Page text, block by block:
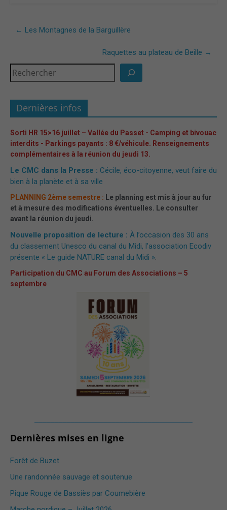
← Les Montagnes de la Barguillère
Raquettes au plateau de Beille →
Dernières infos
Sorti HR 15>16 juillet – Vallée du Passet - Camping et bivouac
interdits - Parkings payants : 8 €/véhicule. Renseignements
complémentaires à la réunion du jeudi 13.
Le CMC dans la Presse : Cécile, éco-citoyenne, veut faire du
bien à la planète et à sa ville
PLANNING 2ème semestre : Le planning est mis à jour au fur
et à mesure des modifications éventuelles. Le consulter
avant la réunion du jeudi.
Nouvelle proposition de lecture : À l’occasion des 30 ans
du classement Unesco du canal du Midi, l’association Ecodiv
présente « Le guide NATURE canal du Midi ».
Participation du CMC au Forum des Associations – 5
septembre
Dernières mises en ligne
Forêt de Buzet
Une randonnée sauvage et soutenue
Pique Rouge de Bassiès par Coumebière